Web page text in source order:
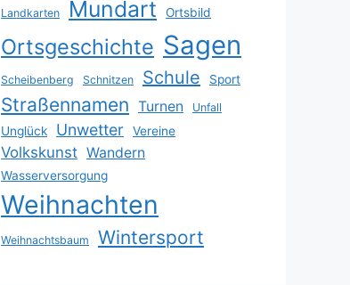
Landkarten Mundart Ortsbild
Ortsgeschichte Sagen
Scheibenberg Schnitzen Schule Sport
Straßennamen Turnen Unfall
Unglück Unwetter Vereine
Volkskunst Wandern
Wasserversorgung
Weihnachten
Weihnachtsbaum Wintersport